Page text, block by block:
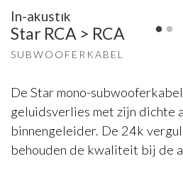
In-akustik
Star RCA > RCA
SUBWOOFERKABEL
De Star mono-
geluidsverlies met zijn dichte
binnengeleider. De 24k
behouden de kwaliteit bij de